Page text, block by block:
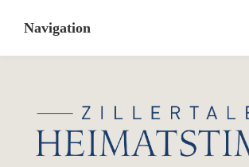
content